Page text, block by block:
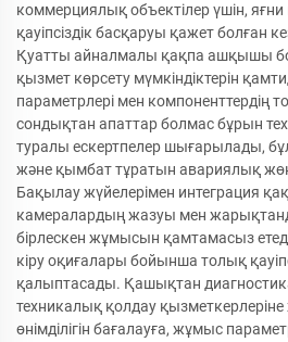
коммерциялық объектілер үшін,
қауіпсіздік басқаруы қажет болған
Қуатты айналмалы қақпа ашқышы
қызмет көрсету мүмкіндіктерін
параметрлері мен компоненттердің
сондықтан апаттар болмас бұрын
туралы ескертпелер шығарылады,
және қымбат тұратын авариялық
Бақылау жүйелерімен интеграция
камералардың жазуы мен
бірлескен жұмысын қамтамасыз
кіру оқиғалары бойынша толық
қалыптасады. Қашықтан
техникалық қолдау
өнімділігін бағалауға, жұмыс